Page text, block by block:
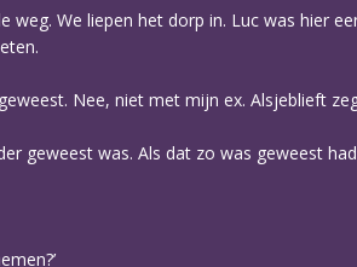
weg. We liepen het dorp in. Luc was hier
Nee, niet met mijn ex. Alsjeblieft
geweest was. Als dat zo was geweest